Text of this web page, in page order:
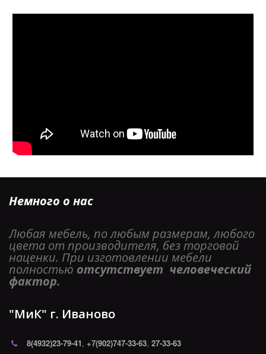
Немного о нас
Любая мебель, по любым размерам, любого
цвета от производителя, без торговой
наценки. При изготовлении мебели
полностью отсутствует  человеческий
фактор.
"МиК" г. Иваново
8(4932)23-79-41, +7(902)747-33-63, 27-33-63